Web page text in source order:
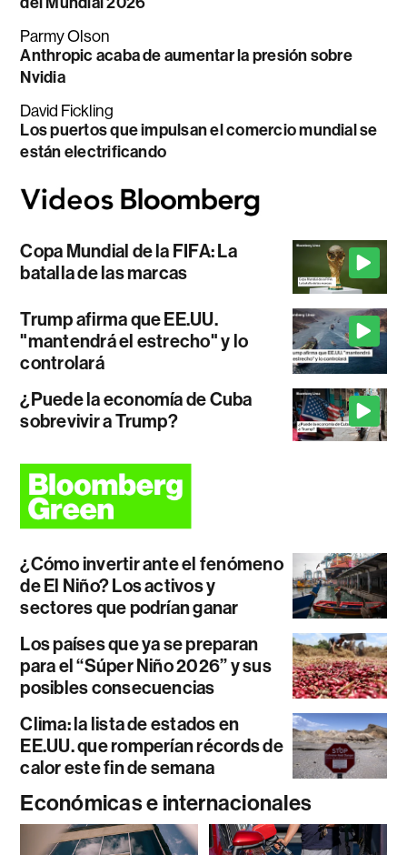
Parmy Olson
Anthropic acaba de aumentar la presión sobre
Nvidia
David Fickling
Los puertos que impulsan el comercio mundial se
están electrificando
Copa Mundial de la FIFA: La
batalla de las marcas
Trump afirma que EE.UU.
"mantendrá el estrecho" y lo
controlará
¿Puede la economía de Cuba
sobrevivir a Trump?
¿Cómo invertir ante el fenómeno
de El Niño? Los activos y
sectores que podrían ganar
Los países que ya se preparan
para el “Súper Niño 2026” y sus
posibles consecuencias
Clima: la lista de estados en
EE.UU. que romperían récords de
calor este fin de semana
Económicas e internacionales